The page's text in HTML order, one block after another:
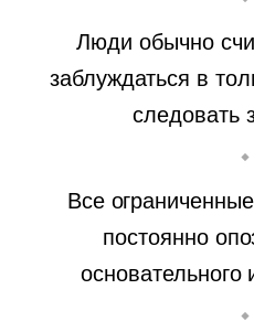
Люди обычно
заблуждаться в
следовать
Все
постоянно